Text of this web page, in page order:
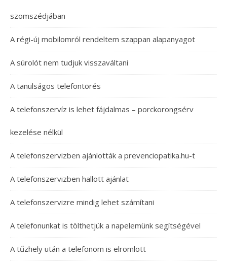
szomszédjában
A régi-új mobilomról rendeltem szappan alapanyagot
A súrolót nem tudjuk visszaváltani
A tanulságos telefontörés
A telefonszervíz is lehet fájdalmas – porckorongsérv
kezelése nélkül
A telefonszervizben ajánlották a prevenciopatika.hu-t
A telefonszervizben hallott ajánlat
A telefonszervizre mindig lehet számítani
A telefonunkat is tölthetjük a napelemünk segítségével
A tűzhely után a telefonom is elromlott